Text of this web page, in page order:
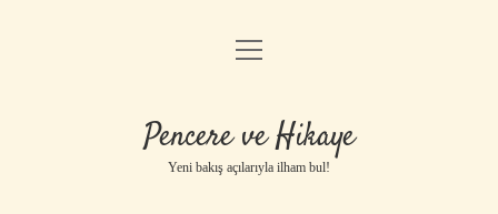
Anasayfa
Yasal Uyarı
menüyü
Pencere ve Hikaye
Yeni bakış açılarıyla ilham bul!